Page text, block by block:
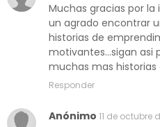
Muchas gracias por
un agrado encontrar
historias de
motivantes...sigan asi
muchas mas historias
Responder
Anónimo 11 de octubre